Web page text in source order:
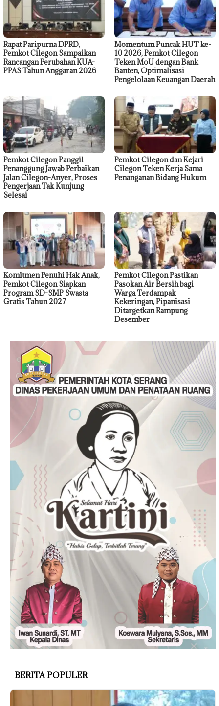
Rapat Paripurna DPRD,
Pemkot Cilegon Sampaikan
Rancangan Perubahan KUA-
PPAS Tahun Anggaran 2026
Momentum Puncak HUT ke-
10 2026, Pemkot Cilegon
Teken MoU dengan Bank
Banten, Optimalisasi
Pengelolaan Keuangan Daerah
Pemkot Cilegon Panggil
Penanggung Jawab Perbaikan
Jalan Cilegon-Anyer, Proses
Pengerjaan Tak Kunjung
Selesai
Pemkot Cilegon dan Kejari
Cilegon Teken Kerja Sama
Penanganan Bidang Hukum
Komitmen Penuhi Hak Anak,
Pemkot Cilegon Siapkan
Program SD-SMP Swasta
Gratis Tahun 2027
Pemkot Cilegon Pastikan
Pasokan Air Bersih bagi
Warga Terdampak
Kekeringan, Pipanisasi
Ditargetkan Rampung
Desember
BERITA POPULER